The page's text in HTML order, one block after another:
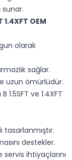
sunar.
OEM
olarak
sağlar.
uzun ömürlüdür.
ve 1.4XFT
tasarlanmıştır.
destekler.
ihtiyaçlarını